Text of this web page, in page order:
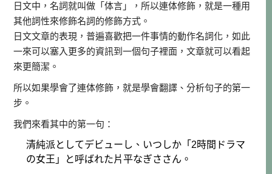
日文中，名詞就叫做「体言」，所以連体修飾，就是一種用
其他詞性來修飾名詞的修飾方式。
日文文章的表現，普遍喜歡把一件事情的動作名詞化，如此
一來可以塞入更多的資訊到一個句子裡面，文章就可以看起
來更簡潔。
所以如果學會了連体修飾，就是學會翻譯、分析句子的第一
步。
我們來看其中的第一句：
清純派としてデビューし、いつしか「2時間ドラマ
の女王」と呼ばれた片平なぎささん。